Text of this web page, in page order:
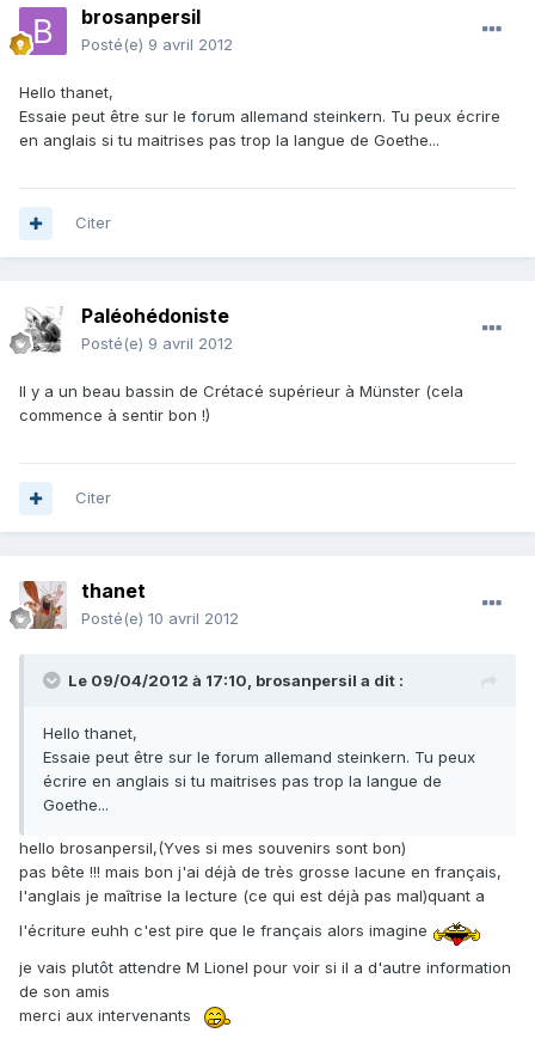
brosanpersil
Posté(e) 9 avril 2012
Hello thanet,
Essaie peut être sur le forum allemand steinkern. Tu peux écrire
en anglais si tu maitrises pas trop la langue de Goethe...
Citer
Paléohédoniste
Posté(e) 9 avril 2012
Il y a un beau bassin de Crétacé supérieur à Münster (cela
commence à sentir bon !)
Citer
thanet
Posté(e) 10 avril 2012
Le 09/04/2012 à 17:10, brosanpersil a dit :
Hello thanet,
Essaie peut être sur le forum allemand steinkern. Tu peux
écrire en anglais si tu maitrises pas trop la langue de
Goethe...
hello brosanpersil,(Yves si mes souvenirs sont bon)
pas bête !!! mais bon j'ai déjà de très grosse lacune en français,
l'anglais je maîtrise la lecture (ce qui est déjà pas mal)quant a
l'écriture euhh c'est pire que le français alors imagine
je vais plutôt attendre M Lionel pour voir si il a d'autre information
de son amis
merci aux intervenants